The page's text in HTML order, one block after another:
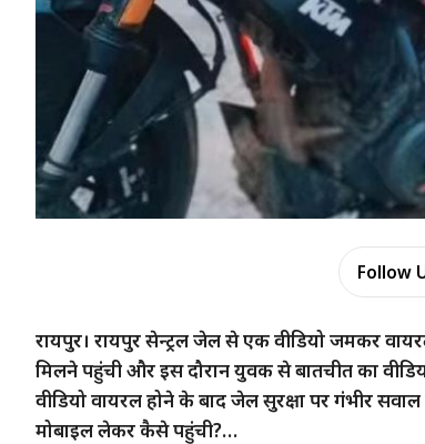
Follow
रायपुर। रायपुर सेन्ट्रल जेल से एक वीडियो जमकर
मिलने पहुंची और इस दौरान युवक से बातचीत का
वीडियो वायरल होने के बाद जेल सुरक्षा पर गंभीर
मोबाइल लेकर कैसे पहुंची?…